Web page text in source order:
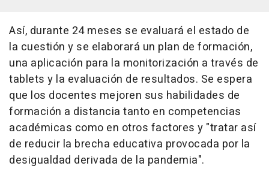
Así, durante 24 meses se evaluará el estado de
la cuestión y se elaborará un plan de formación,
una aplicación para la monitorización a través de
tablets y la evaluación de resultados. Se espera
que los docentes mejoren sus habilidades de
formación a distancia tanto en competencias
académicas como en otros factores y "tratar así
de reducir la brecha educativa provocada por la
desigualdad derivada de la pandemia".